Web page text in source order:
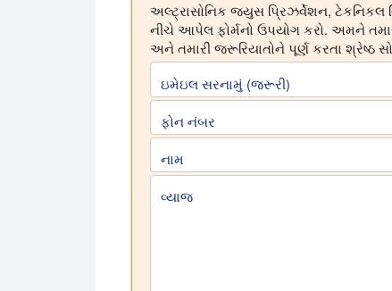
અલ્ટ્રાસોનિક જ્યુસ પ્રિઝર્વેશન, ટેકનિકલ
નીચે આપેલ ફોર્મનો ઉપયોગ કરો. અમને
અને તમારી જરૂરિયાતોને પૂર્ણ કરતા શ્રેષ્ઠ
ઇમેઇલ સરનામું (જરૂરી)
ફોન નંબર
નામ
વ્યાજ